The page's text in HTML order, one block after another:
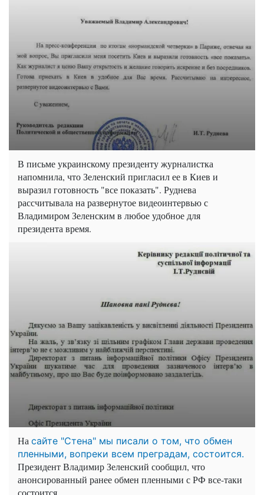
В письме украинскому президенту журналистка
напомнила, что Зеленский пригласил ее в Киев и
выразил готовность "все показать". Руднева
рассчитывала на развернутое видеоинтервью с
Владимиром Зеленским в любое удобное для
президента время.
На сайте "Стена" мы писали о том, что обмен
пленными, вопреки всем преградам, состоится.
Президент Владимир Зеленский сообщил, что
анонсированный ранее обмен пленными с РФ все-таки